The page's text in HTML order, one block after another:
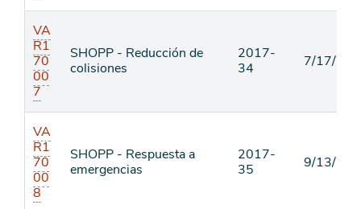
VA
R1
70
00
7
SHOPP - Reducción de
colisiones
2017-
34
7/17/18
VA
R1
70
00
8
SHOPP - Respuesta a
emergencias
2017-
35
9/13/18